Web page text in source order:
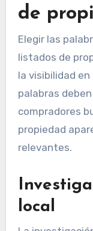
de
Elegir las
listados de
la visibilidad
palabras
compradores
propiedad
relevantes.
local